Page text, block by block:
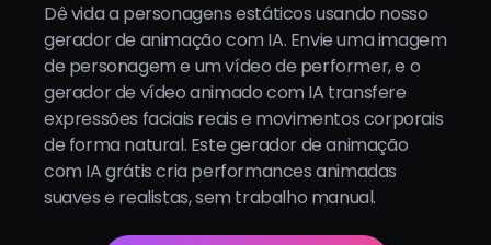
Dê vida a personagens estáticos usando nosso
gerador de animação com IA. Envie uma imagem
de personagem e um vídeo de performer, e o
gerador de vídeo animado com IA transfere
expressões faciais reais e movimentos corporais
de forma natural. Este gerador de animação
com IA grátis cria performances animadas
suaves e realistas, sem trabalho manual.